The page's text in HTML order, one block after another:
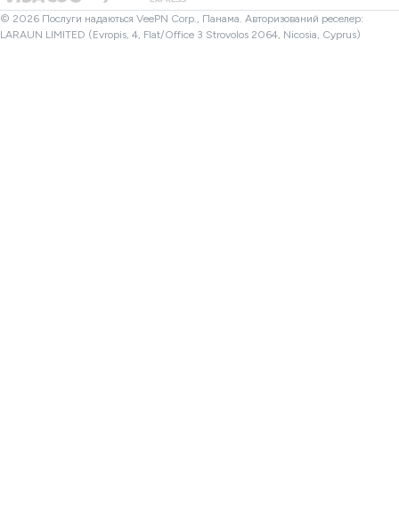
VPN Туреччина
© 2026 Послуги надаються VeePN Corp., Панама. Авторизований реселер:
LARAUN LIMITED (Evropis, 4, Flat/Office 3 Strovolos 2064, Nicosia, Cyprus)